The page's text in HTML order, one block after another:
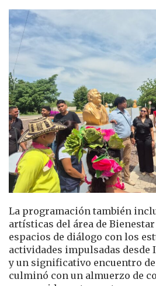
La programación también
artísticas del área de
espacios de diálogo con los
actividades impulsadas
y un significativo encuentro
culminó con un almuerzo de